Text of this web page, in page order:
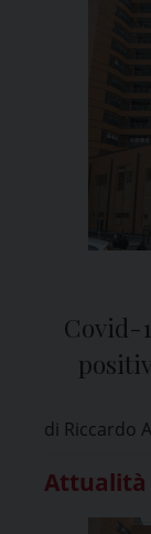
Covid-
di Riccardo
Attualità